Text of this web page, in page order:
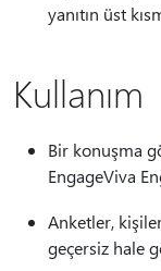
yanıtın üst
Kullanım
Bir konuşma
EngageViva
Anketler,
geçersiz hale